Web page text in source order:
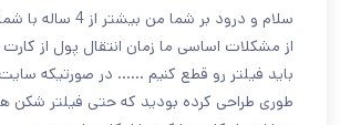
سلام و درود بر شما من
از مشکلات اساسی ما زمان انتقال پول از
باید فیلتر رو قطع کنیم …… در صورتیکه
طوری طراحی کرده بودید که حتی فیلتر شکن